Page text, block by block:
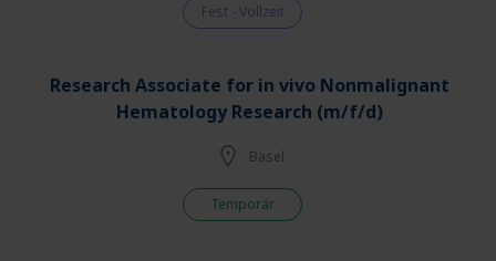
Fest - Vollzeit
Research Associate for in vivo Nonmalignant
Hematology Research (m/f/d)
Basel
Temporär